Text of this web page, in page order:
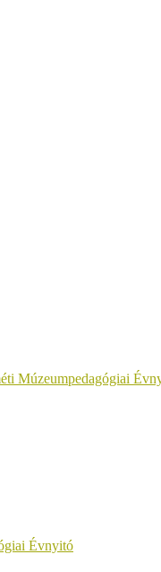
Múzeumpedagógiai
Évnyitó